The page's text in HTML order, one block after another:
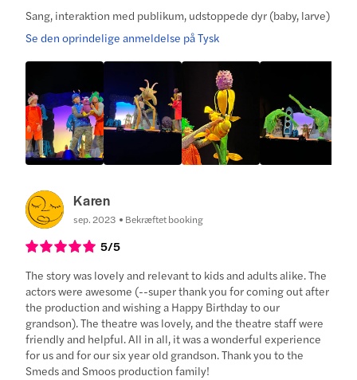
Sang, interaktion med publikum, udstoppede dyr (baby, larve)
Se den oprindelige anmeldelse på Tysk
Karen
sep. 2023 Bekræftet booking
5/5
The story was lovely and relevant to kids and adults alike. The
actors were awesome (--super thank you for coming out after
the production and wishing a Happy Birthday to our
grandson). The theatre was lovely, and the theatre staff were
friendly and helpful. All in all, it was a wonderful experience
for us and for our six year old grandson. Thank you to the
Smeds and Smoos production family!